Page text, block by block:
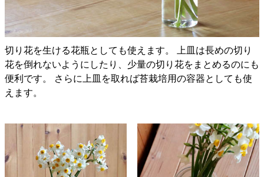
切り花を生ける花瓶としても使えます。 上皿は長めの切り
花を倒れないようにしたり、少量の切り花をまとめるのにも
便利です。 さらに上皿を取れば苔栽培用の容器としても使
えます。